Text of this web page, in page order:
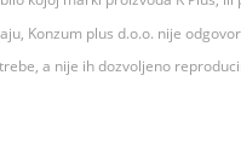
Konzum plus d.o.o. nije
a nije ih dozvoljeno